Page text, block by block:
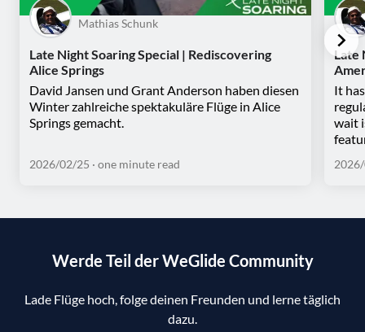
Mathias Schunk
Late Night Soaring Special | Rediscovering
Alice Springs
David Jansen und Grant Anderson haben diesen
Winter zahlreiche spektakuläre Flüge in Alice
Springs gemacht.
2026/02/25 · one minute read
Late
It
wait
Werde Teil der WeGlide Community
Lade Flüge hoch, folge deinen Freunden und lerne täglich
dazu.